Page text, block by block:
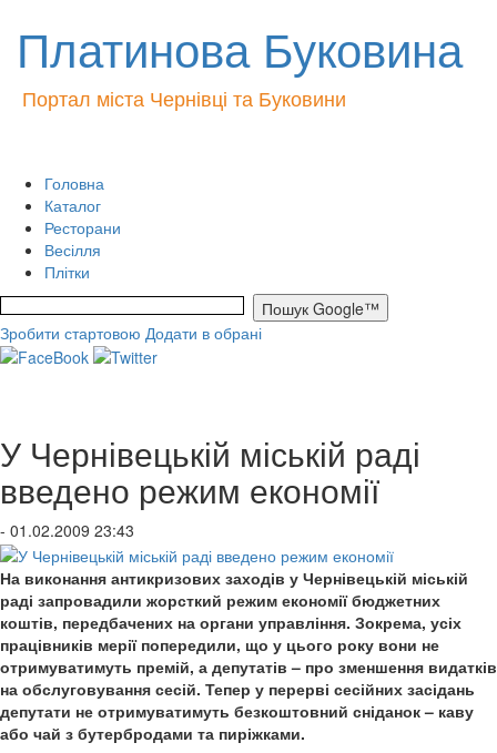
Платинова Буковина
Портал міста Чернівці та Буковини
Головна
Каталог
Ресторани
Весілля
Плітки
Зробити стартовою Додати в обрані
У Чернівецькій міській раді
введено режим економії
- 01.02.2009 23:43
На виконання антикризових заходів у Чернівецькій міській
раді запровадили жорсткий режим економії бюджетних
коштів, передбачених на органи управління. Зокрема, усіх
працівників мерії попередили, що у цього року вони не
отримуватимуть премій, а депутатів – про зменшення видатків
на обслуговування сесій. Тепер у перерві сесійних засідань
депутати не отримуватимуть безкоштовний сніданок – каву
або чай з бутербродами та пиріжками.